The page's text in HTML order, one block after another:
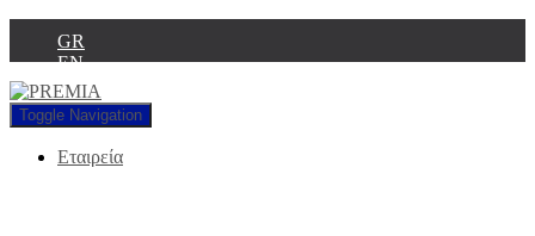
GR
EN
Toggle Navigation
Εταιρεία